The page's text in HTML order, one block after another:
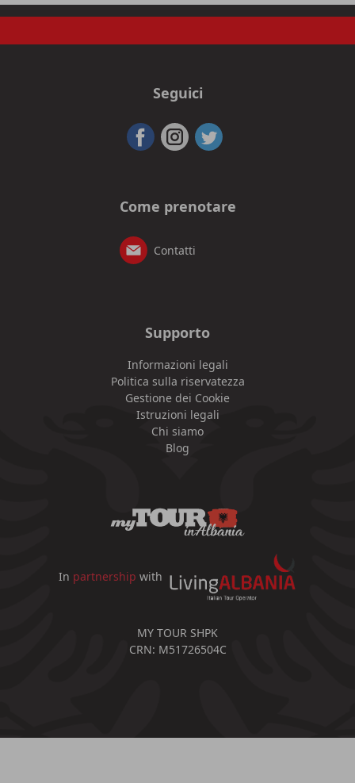
Seguici
Come prenotare
Contatti
Supporto
Informazioni legali
Politica sulla riservatezza
Gestione dei Cookie
Istruzioni legali
Chi siamo
Blog
In partnership with
MY TOUR SHPK
CRN: M51726504C